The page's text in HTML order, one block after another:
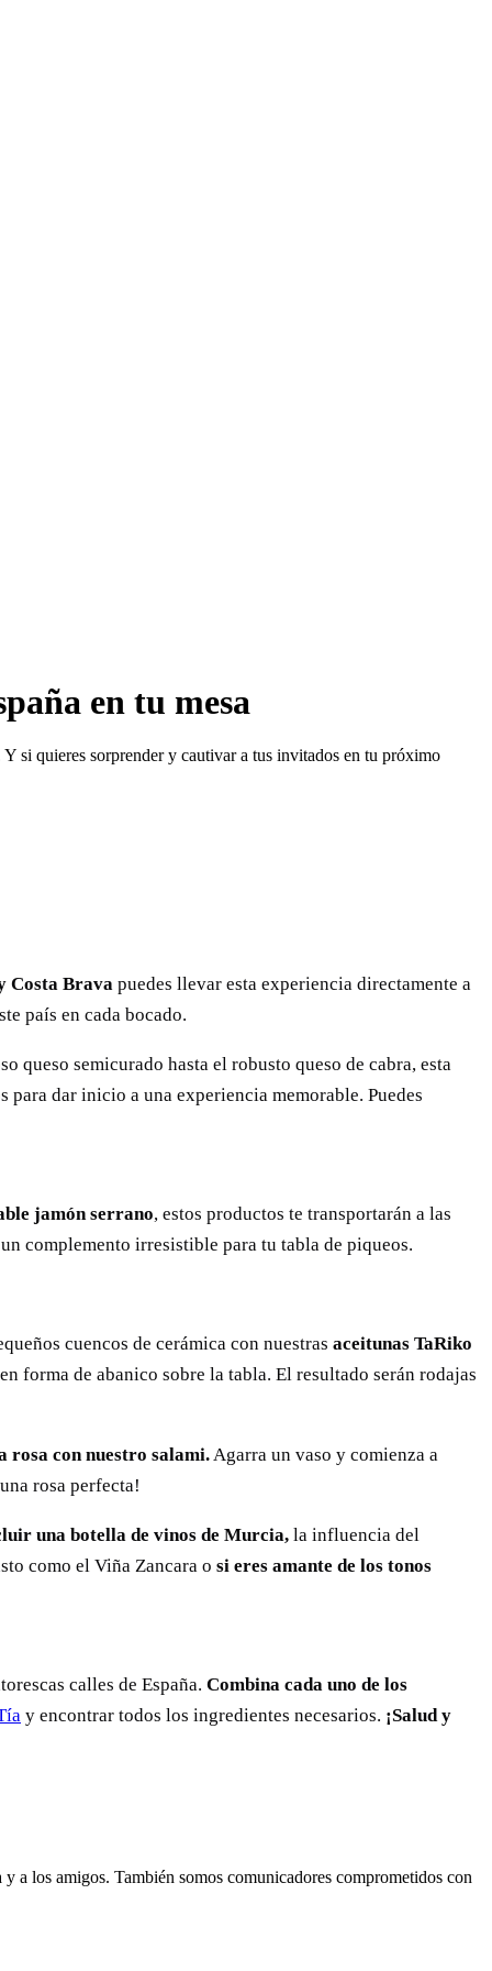
en tu mesa
si quieres sorprender y cautivar a tus invitados en tu próximo
Costa Brava puedes llevar esta experiencia directamente a
país en cada bocado.
queso semicurado hasta el robusto queso de cabra, esta
dar inicio a una experiencia memorable. Puedes
jamón serrano, estos productos te transportarán a las
complemento irresistible para tu tabla de piqueos.
cuencos de cerámica con nuestras aceitunas TaRiko
forma de abanico sobre la tabla. El resultado serán rodajas
rosa con nuestro salami.Agarra un vaso y comienza a
rosa perfecta!
una botella de vinos de Murcia, la influencia del
como el Viña Zancara o si eres amante de los tonos
calles de España. Combina cada uno de los
y encontrar todos los ingredientes necesarios. ¡Salud y
a los amigos. También somos comunicadores comprometidos con